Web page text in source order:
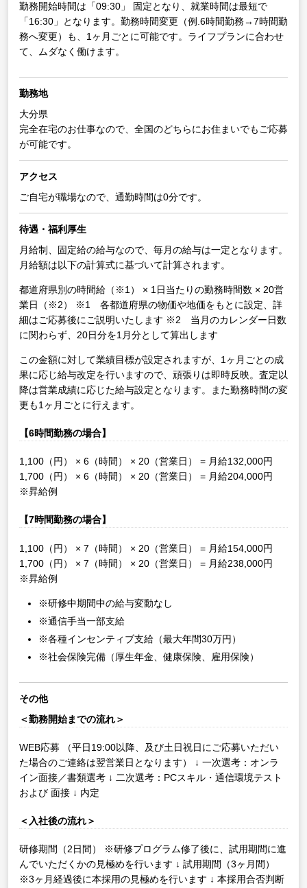
勤務開始時間は「09:30」 固定となり、就業時間は最短で
「16:30」となります。勤務時間変更（例.6時間勤務→7時間勤
務へ変更）も、1ヶ月ごとに可能です。ライフプランに合わせ
て、ムダなく働けます。
勤務地
大分県
完全在宅のお仕事なので、全国のどちらにお住まいでもご応募
が可能です。
アクセス
ご自宅が職場なので、通勤時間は0分です。
待遇・福利厚生
月給制、固定給の給与なので、毎月の給与は一定となります。
月給額は以下の計算式に基づいて計算されます。
都道府県別の時間給（※1） × 1日当たりの勤務時間数 × 20営
業日（※2）
※1 各都道府県の物価や地価をもとに設定、詳
細はご応募後にご説明いたします ※2 当月のカレンダー日数
に関わらず、20日分を1月分として算出します
この金額に対して業績目標が設定されますが、1ヶ月ごとの成
果に応じ給与改定を行いますので、頑張りは即時反映。査定以
降は営業成績に応じた給与設定となります。また勤務時間の変
更も1ヶ月ごとに行えます。
【6時間勤務の場合】
1,100（円） × 6（時間） × 20（営業日） = 月給132,000円
1,700（円） × 6（時間） × 20（営業日） = 月給204,000円
※昇給例
【7時間勤務の場合】
1,100（円） × 7（時間） × 20（営業日） = 月給154,000円
1,700（円） × 7（時間） × 20（営業日） = 月給238,000円
※昇給例
※研修中期間中の給与変動なし
※通信手当一部支給
※各種インセンティブ支給（最大年間30万円）
※社会保険完備（厚生年金、健康保険、雇用保険）
その他
＜勤務開始までの流れ＞
WEB応募 （平日19:00以降、及び土日祝日にご応募いただい
た場合のご連絡は翌営業日となります）
↓ 一次選考：オンラ
イン面接／書類選考 ↓ 二次選考：PCスキル・通信環境テスト
および 面接 ↓ 内定
＜入社後の流れ＞
研修期間（2日間）
※研修プログラム修了後に、試用期間に進
んでいただくかの見極めを行います ↓ 試用期間（3ヶ月間）
※3ヶ月経過後に本採用の見極めを行います ↓ 本採用合否判断